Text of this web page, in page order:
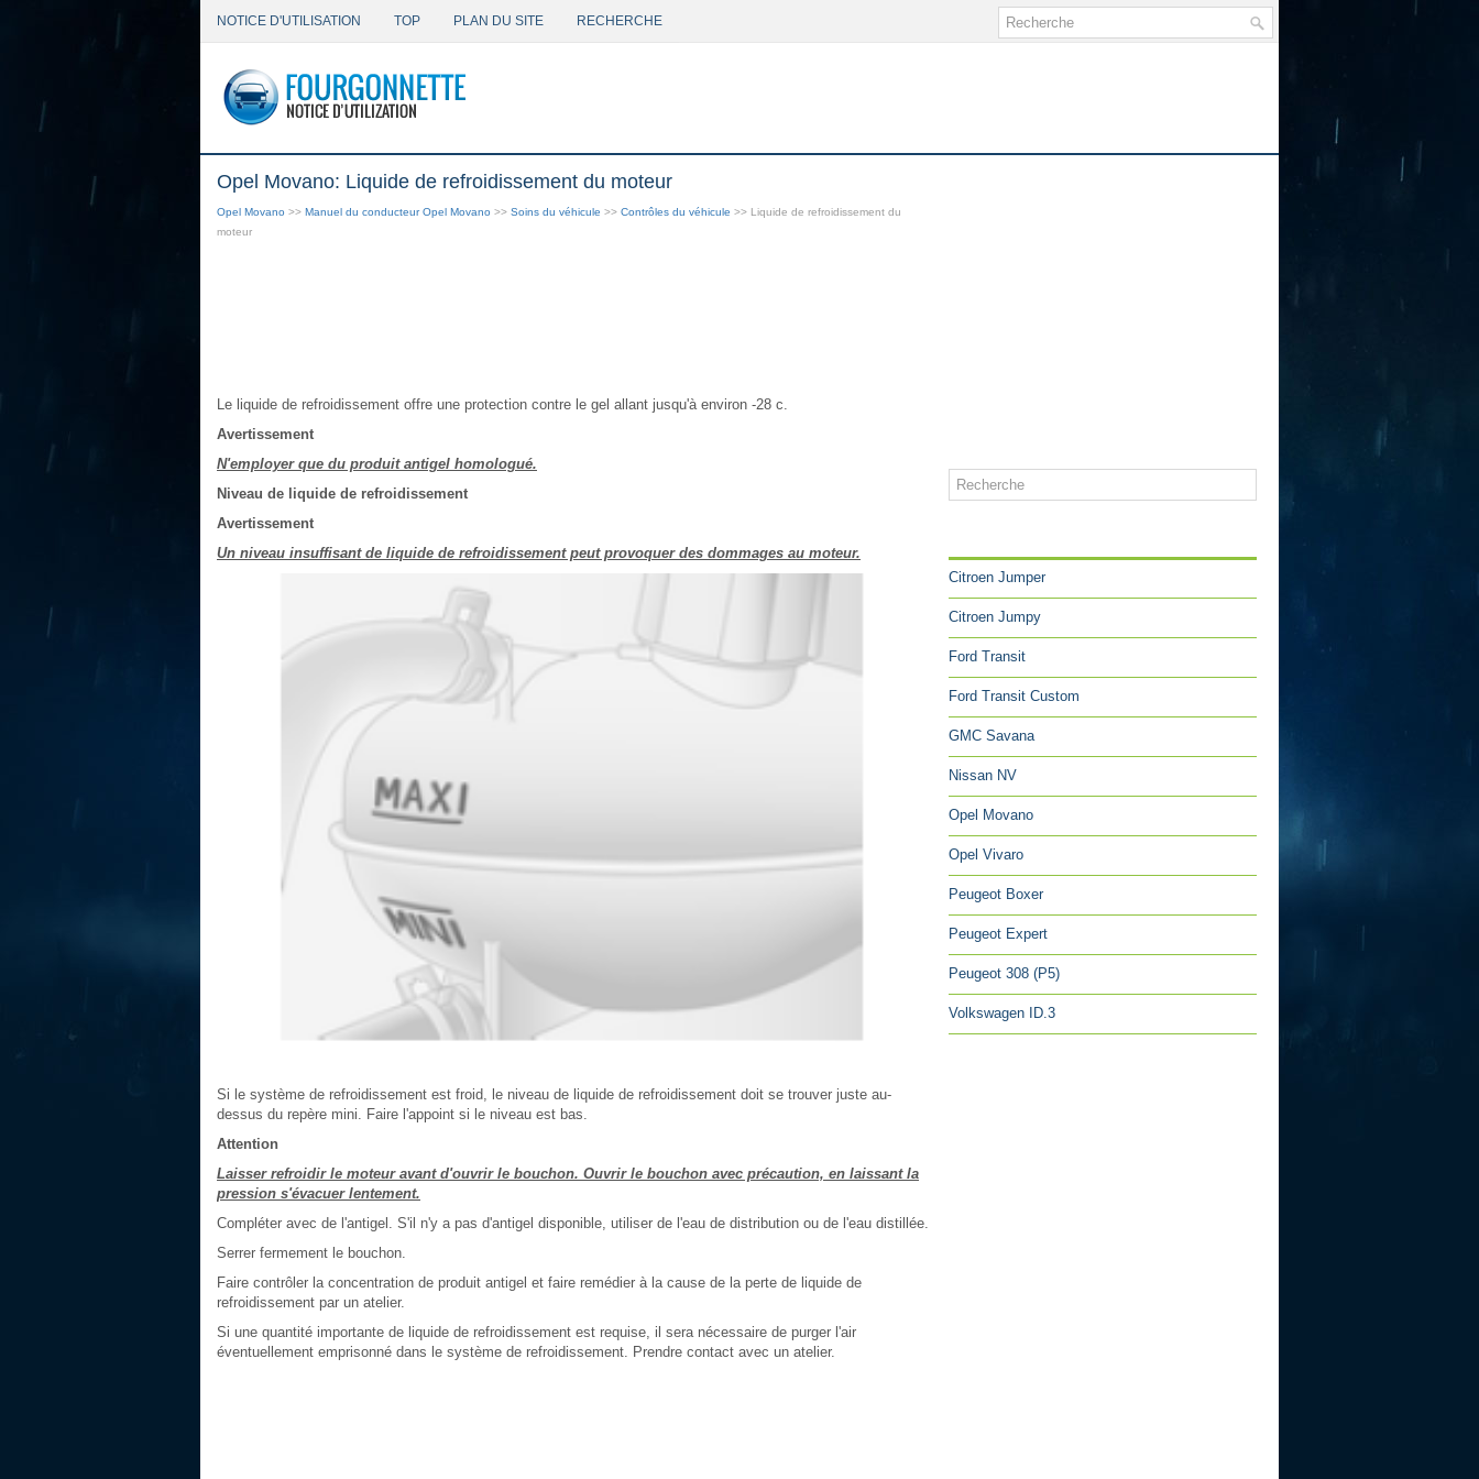
NOTICE D'UTILISATION TOP PLAN DU SITE RECHERCHE
Opel Movano: Liquide de refroidissement du moteur
Opel Movano >> Manuel du conducteur Opel Movano >> Soins du véhicule >> Contrôles du véhicule >> Liquide de refroidissement du
moteur
Le liquide de refroidissement offre une protection contre le gel allant jusqu'à environ -28 c.
Avertissement
N'employer que du produit antigel homologué.
Niveau de liquide de refroidissement
Avertissement
Un niveau insuffisant de liquide de refroidissement peut provoquer des dommages au moteur.
Si le système de refroidissement est froid, le niveau de liquide de refroidissement doit se trouver juste au-
dessus du repère mini. Faire l'appoint si le niveau est bas.
Attention
Laisser refroidir le moteur avant d'ouvrir le bouchon. Ouvrir le bouchon avec précaution, en laissant la
pression s'évacuer lentement.
Compléter avec de l'antigel. S'il n'y a pas d'antigel disponible, utiliser de l'eau de distribution ou de l'eau distillée.
Serrer fermement le bouchon.
Faire contrôler la concentration de produit antigel et faire remédier à la cause de la perte de liquide de
refroidissement par un atelier.
Si une quantité importante de liquide de refroidissement est requise, il sera nécessaire de purger l'air
éventuellement emprisonné dans le système de refroidissement. Prendre contact avec un atelier.
Citroen Jumper
Citroen Jumpy
Ford Transit
Ford Transit Custom
GMC Savana
Nissan NV
Opel Movano
Opel Vivaro
Peugeot Boxer
Peugeot Expert
Peugeot 308 (P5)
Volkswagen ID.3